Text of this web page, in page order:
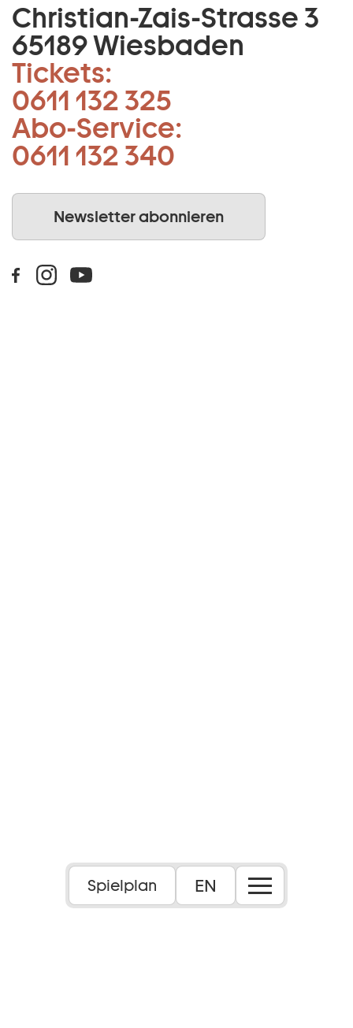
Spielplan EN
Christian-Zais-Strasse 3
65189 Wiesbaden
Tickets:
0611 132 325
Abo-Service:
0611 132 340
Newsletter abonnieren